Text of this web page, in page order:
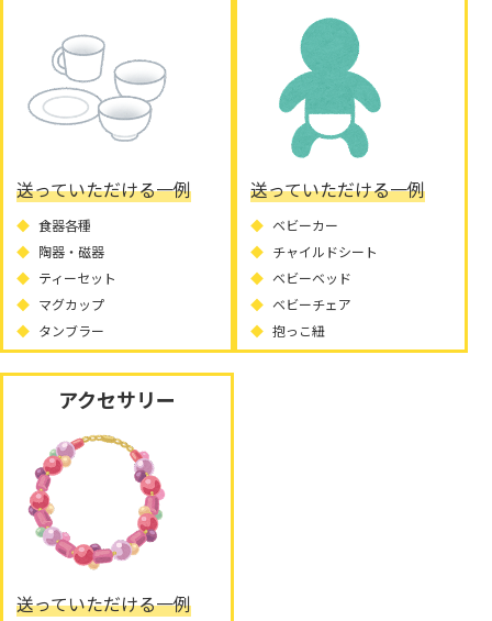
送っていただける一例
食器各種
陶器・磁器
ティーセット
マグカップ
タンブラー
送っていただける一例
ベビーカー
チャイルドシート
ベビーベッド
ベビーチェア
抱っこ紐
アクセサリー
送っていただける一例